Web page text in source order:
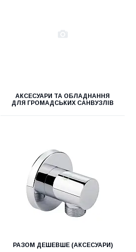
АКСЕСУАРИ ТА ОБЛАДНАННЯ
ДЛЯ ГРОМАДСЬКИХ САНВУЗЛІВ
РАЗОМ ДЕШЕВШЕ (АКСЕСУАРИ)